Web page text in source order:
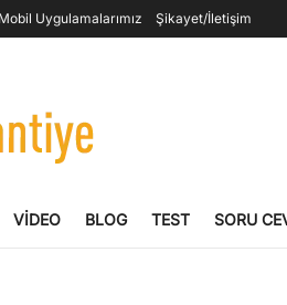
Mobil Uygulamalarımız Şikayet/İletişim
VIDEO BLOG TEST SORU